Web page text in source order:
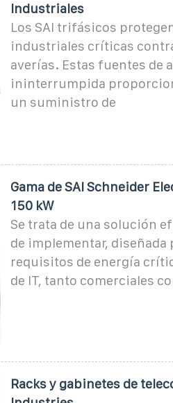
Industriales
Los SAI trifásicos
industriales críticas
averías. Estas fuentes de
ininterrumpida
un suministro de
Gama de SAI Schneider
150 kW
Se trata de una solución
de implementar, diseñada
requisitos de energía
de IT, tanto comerciales
Racks y gabinetes de